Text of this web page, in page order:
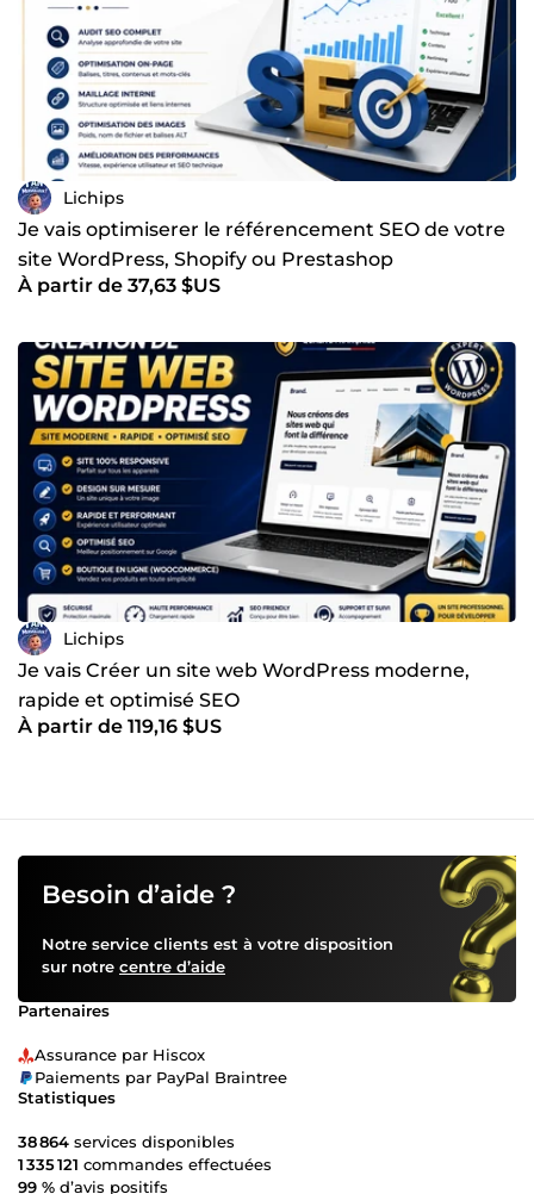
Lichips
Je vais optimiserer le référencement SEO de votre
site WordPress, Shopify ou Prestashop
À partir de 37,63 $US
Lichips
Je vais Créer un site web WordPress moderne,
rapide et optimisé SEO
À partir de 119,16 $US
Besoin d’aide ?
Notre service clients est à votre disposition
sur notre centre d’aide
Partenaires
Assurance par Hiscox
Paiements par PayPal Braintree
Statistiques
38 864 services disponibles
1 335 121 commandes effectuées
99 % d’avis positifs